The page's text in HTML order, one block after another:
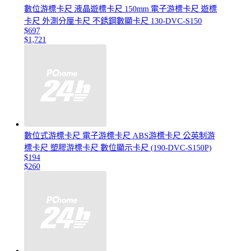
數位游標卡尺 液晶遊標卡尺 150mm 電子游標卡尺 遊標
卡尺 外測分厘卡尺 不銹鋼數顯卡尺 130-DVC-S150
$697
$1,721
數位式游標卡尺 電子游標卡尺 ABS游標卡尺 公英制游
標卡尺 塑膠游標卡尺 數位顯示卡尺 (190-DVC-S150P)
$194
$260